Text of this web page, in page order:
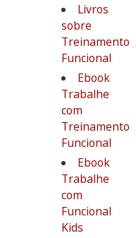
Livros
sobre
Treinamento
Funcional
Ebook
Trabalhe
com
Treinamento
Funcional
Ebook
Trabalhe
com
Funcional
Kids